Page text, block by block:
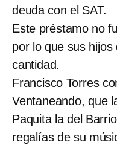
deuda con el SAT.
Este préstamo no
por lo que sus
cantidad.
Francisco Torres
Ventaneando, que
Paquita la del
regalías de su